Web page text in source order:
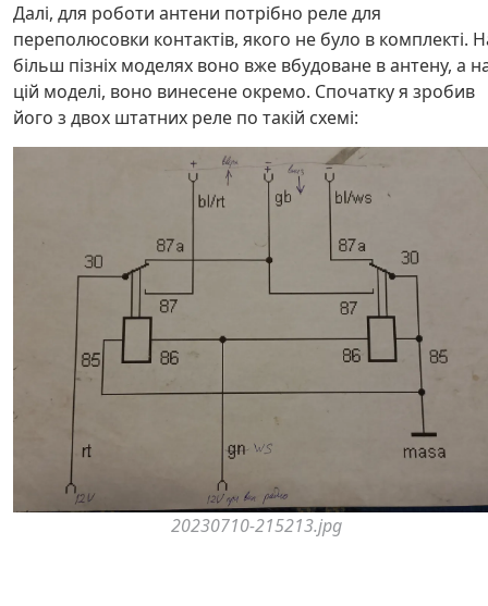
Далі, для роботи антени потрібно реле для
переполюсовки контактів, якого не було в комплекті.
більш пізніх моделях воно вже вбудоване в антену, а
цій моделі, воно винесене окремо. Спочатку я зробив
його з двох штатних реле по такій схемі:
20230710-215213.jpg